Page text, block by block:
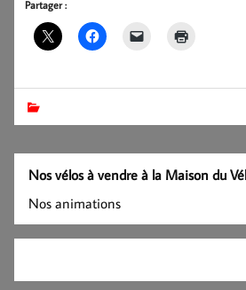
Partager :
Nos vélos à vendre à la Maison du
Nos animations